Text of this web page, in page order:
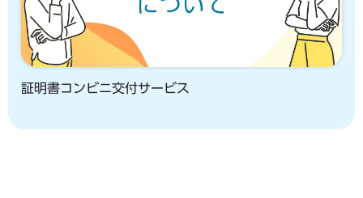
証明書コンビニ交付サービス